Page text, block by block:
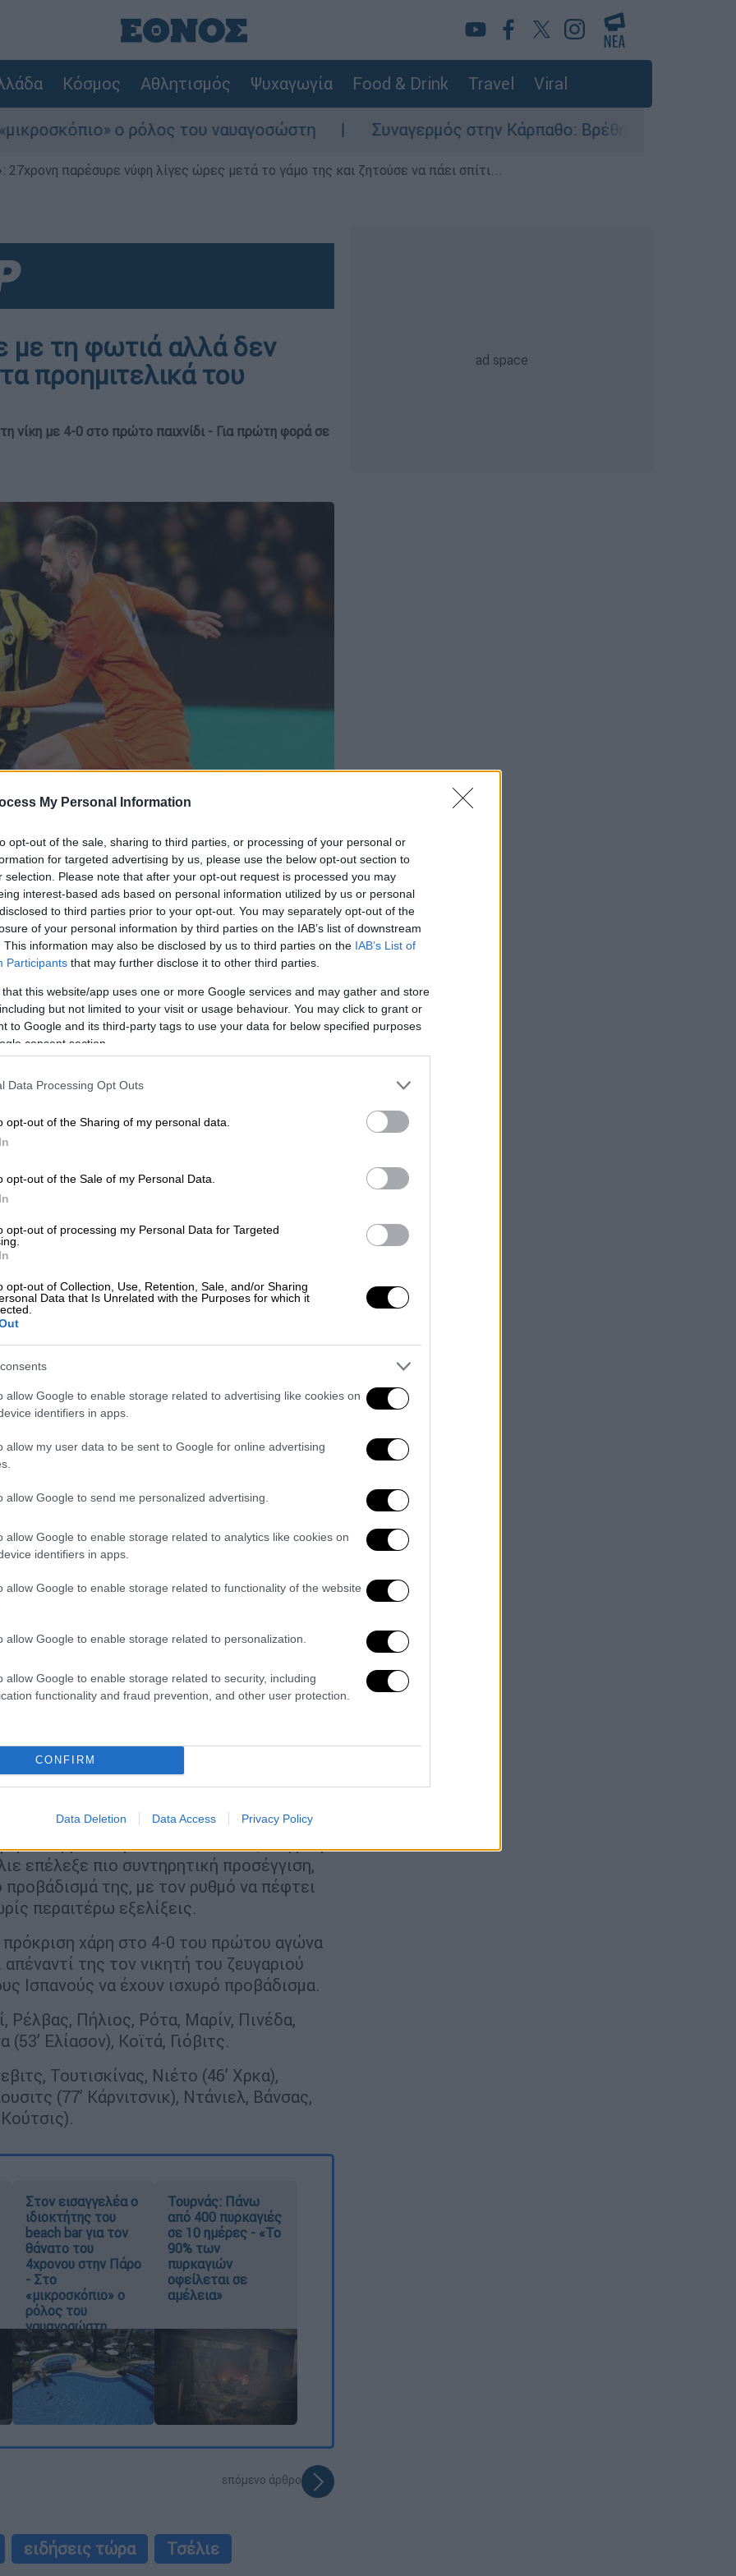
My Personal Information
opt-out of the sale, sharing to third parties, or processing of your personal or
for targeted advertising by us, please use the below opt-out section to
selection. Please note that after your opt-out request is processed you may
interest-based ads based on personal information utilized by us or personal
to third parties prior to your opt-out. You may separately opt-out of the
of your personal information by third parties on the IAB’s list of downstream
This information may also be disclosed by us to third parties on the IAB’s List of
Participants that may further disclose it to other third parties.
that this website/app uses one or more Google services and may gather and store
but not limited to your visit or usage behaviour. You may click to grant or
to Google and its third-party tags to use your data for below specified purposes
consent section.
Data Processing Opt Outs
opt-out of the Sharing of my personal data.
opt-out of the Sale of my Personal Data.
opt-out of processing my Personal Data for Targeted
opt-out of Collection, Use, Retention, Sale, and/or Sharing
Data that Is Unrelated with the Purposes for which it
allow Google to enable storage related to advertising like cookies on
identifiers in apps.
allow my user data to be sent to Google for online advertising
allow Google to send me personalized advertising.
allow Google to enable storage related to analytics like cookies on
identifiers in apps.
allow Google to enable storage related to functionality of the website
allow Google to enable storage related to personalization.
allow Google to enable storage related to security, including
functionality and fraud prevention, and other user protection.
CONFIRM
Data Deletion Data Access Privacy Policy
Κόσμος Αθλητισμός Ψυχαγωγία Food & Drink Travel Viral
ο ρόλος του ναυαγοσώστη Συναγερμός στην Κάρπαθο: Βρέθηκαν παλιά πυρομαχικά
παρέσυρε νύφη λίγες ώρες μετά το γάμο της και ζητούσε να πάει σπίτι...
με τη φωτιά αλλά δεν
προημιτελικά του
νίκη με 4-0 στο πρώτο παιχνίδι - Για πρώτη φορά σε
το ΕΘΝΟΣ στη Google
πήρε το εισιτήριο για την
. ΗΤσέλιεπέρασε νικηφόρα απ' τη
όμως η Ένωση πήρε το εισιτήριο για την
Σλοβενία.
Μέσι - Είχε σκοράρει για
Νίκολιτς δεν ήταν καλή κάτι που
κατά το οποίο η Τσέλιε πέτυχε δύο
συνθήκες ανατροπής. Στο β' ημίχρονο οι
έσφιξαν την άμυνά τους και
προημιτελικά ευρωπαϊκής διοργάνωσης
(τότε για το Κύπελλο Κυπελλούχων),
του επιτεύγματος. H AEK φτάνει
φορά στην ιστορία της μετά την
τα ημιτελικά του Κυπέλλου UEFA
του Κυπελλούχων το 1996-97 και
νωρίς, με την ΑΕΚ να βρίσκεται
σε τίποτα το πρώτο ματς. Η Τσέλιε
«παγώσει» την Allwyn Arena με δύο γκολ
ανταγωνιστική εικόνα. Στο 13’ ο
το σουτ του κόντραρε στον
το 0-1, ενώ στο 22’ ο Σέσλαρ λίγο έλειψε
το δοκάρι με εντυπωσιακή εκτέλεση
από την ανάπαυλα, όταν ο Νιέτο βρήκε
με τον Βάνσας να σκοράρει σε κενή
αλλά στο δεύτερο ημίχρονο η
ανέβασε ρυθμό και μετέφερε το
αναζητώντας αντίδραση. Δημιούργησε
να βρει το γκολ που θα άλλαζε τη ροή.
επέλεξε πιο συντηρητική προσέγγιση,
προβάδισμά της, με τον ρυθμό να πέφτει
περαιτέρω εξελίξεις.
χάρη στο 4-0 του πρώτου αγώνα
της τον νικητή του ζευγαριού
Ισπανούς να έχουν ισχυρό προβάδισμα.
Ρέλβας, Πήλιος, Ρότα, Μαρίν, Πινέδα,
Ελίασον), Κοϊτά, Γιόβιτς.
Τουτισκίνας, Νιέτο (46’ Χρκα),
(77’ Κάρνιτσνικ), Ντάνιελ, Βάνσας,
Στον εισαγγελέα ο
ιδιοκτήτης του
beach bar για τον
θάνατο του
4χρονου στην Πάρο
- Στο
«μικροσκόπιο» ο
ρόλος του
ναυαγοσώστη
Τουρνάς: Πάνω
από 400 πυρκαγιές
σε 10 ημέρες - «Το
90% των
πυρκαγιών
οφείλεται σε
αμέλεια»
επόμενο άρθρο
ειδήσεις τώρα Τσέλιε